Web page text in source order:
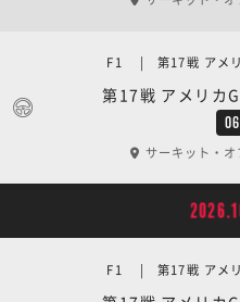
第17戦 アメリカ
F1 | 第17戦 アメリ
サーキット・
F1 | 第17戦 アメリ